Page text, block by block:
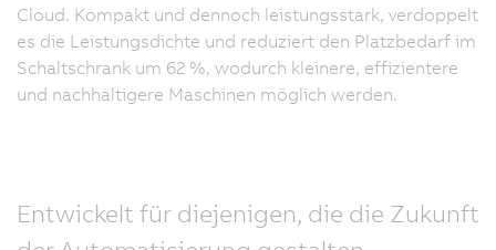
Cloud. Kompakt und dennoch leistungsstark, verdoppelt
es die Leistungsdichte und reduziert den Platzbedarf im
Schaltschrank um 62 %, wodurch kleinere, effizientere
und nachhaltigere Maschinen möglich werden.
Entwickelt für diejenigen, die die Zukunft